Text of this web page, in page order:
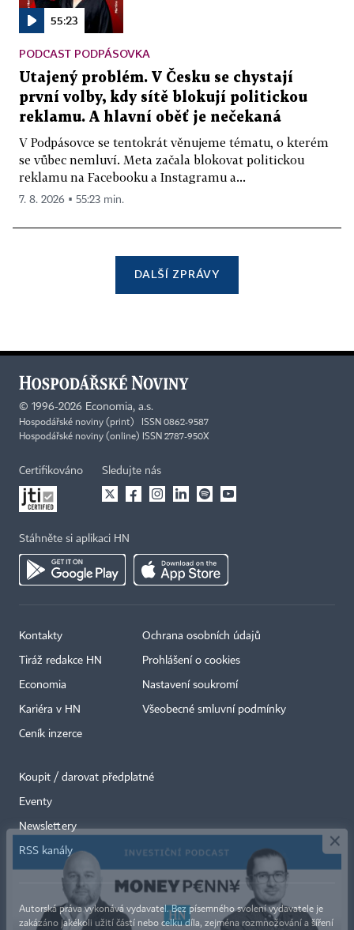
55:23
PODCAST PODPÁSOVKA
Utajený problém. V Česku se chystají
první volby, kdy sítě blokují politickou
reklamu. A hlavní oběť je nečekaná
V Podpásovce se tentokrát věnujeme tématu, o kterém
se vůbec nemluví. Meta začala blokovat politickou
reklamu na Facebooku a Instagramu a...
7. 8. 2026 ▪ 55:23 min.
DALŠÍ ZPRÁVY
© 1996-2026 Economia, a.s.
Hospodářské noviny (print) ISSN 0862-9587
Hospodářské noviny (online) ISSN 2787-950X
Certifikováno Sledujte nás
Stáhněte si aplikaci HN
Kontakty
Tiráž redakce HN
Economia
Kariéra v HN
Ceník inzerce
Ochrana osobních údajů
Prohlášení o cookies
Nastavení soukromí
Všeobecné smluvní podmínky
Koupit / darovat předplatné
Eventy
Newslettery
RSS kanály
Autorská práva vykonává vydavatel. Bez písemného svolení vydavatele je
zakázáno jakékoli užití částí nebo celku díla, zejména rozmnožování a šíření